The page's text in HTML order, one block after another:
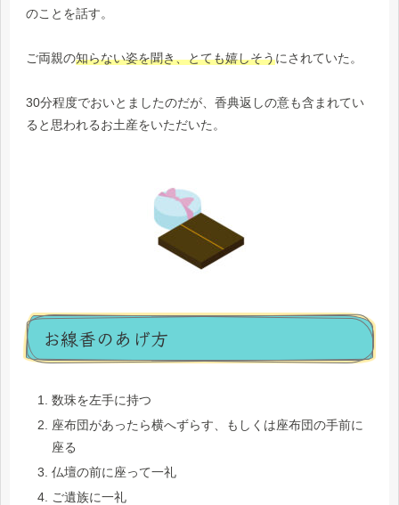
のことを話す。
ご両親の知らない姿を聞き、とても嬉しそうにされていた。
30分程度でおいとましたのだが、香典返しの意も含まれてい
ると思われるお土産をいただいた。
お線香のあげ方
数珠を左手に持つ
座布団があったら横へずらす、もしくは座布団の手前に
座る
仏壇の前に座って一礼
ご遺族に一礼